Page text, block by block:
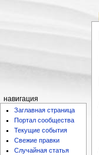
навигация
Заглавная страница
Портал сообщества
Текущие события
Свежие правки
Случайная статья